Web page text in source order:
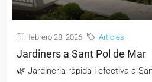
febrero 28, 2026 Articles
Jardiners a Sant Pol de Mar
🌿 Jardineria ràpida i efectiva a